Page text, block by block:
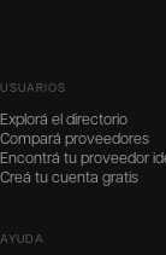
USUARIOS
Explorá el directorio
Compará proveedores
Encontrá tu proveedor
Creá tu cuenta gratis
AYUDA